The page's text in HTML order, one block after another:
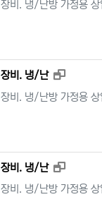
장비. 냉/난방 가정용
장비. 냉/난
새창으로
장비. 냉/난방 가정용
장비. 냉/난
새창으로
장비. 냉/난방 가정용